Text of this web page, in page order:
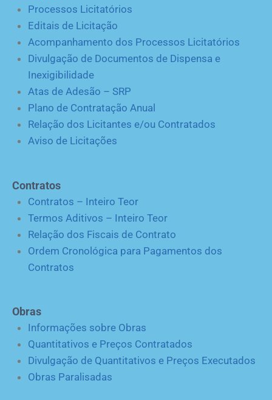
Processos Licitatórios
Editais de Licitação
Acompanhamento dos Processos Licitatórios
Divulgação de Documentos de Dispensa e
Inexigibilidade
Atas de Adesão – SRP
Plano de Contratação Anual
Relação dos Licitantes e/ou Contratados
Aviso de Licitações
Contratos
Contratos – Inteiro Teor
Termos Aditivos – Inteiro Teor
Relação dos Fiscais de Contrato
Ordem Cronológica para Pagamentos dos
Contratos
Obras
Informações sobre Obras
Quantitativos e Preços Contratados
Divulgação de Quantitativos e Preços Executados
Obras Paralisadas